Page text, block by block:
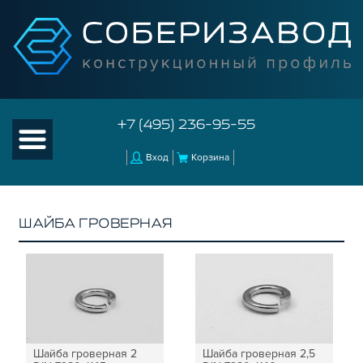
+7 (495) 236-95-55
Вход Корзина
КОМПЛЕКТУЮЩИЕ К ЧПУ
СОЕДИНИТЕЛЬНЫЕ ПЛАСТИНЫ
ШАЙБА ГРОВЕРНАЯ
Шайба гроверная 2
Шайба гроверная 2,5